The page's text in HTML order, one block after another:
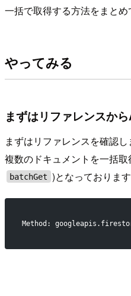
一括で取得する方法をまとめ
やってみる
まずはリファレンスか
まずはリファレンスを確認し
複数のドキュメントを一括
batchGet )となっております
Method: